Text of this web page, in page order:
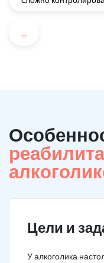
...
Цели и
У алкоголика